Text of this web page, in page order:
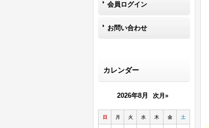
会員ログイン
お問い合わせ
カレンダー
2026年8月 次月»
日 月 火 水 木 金 土